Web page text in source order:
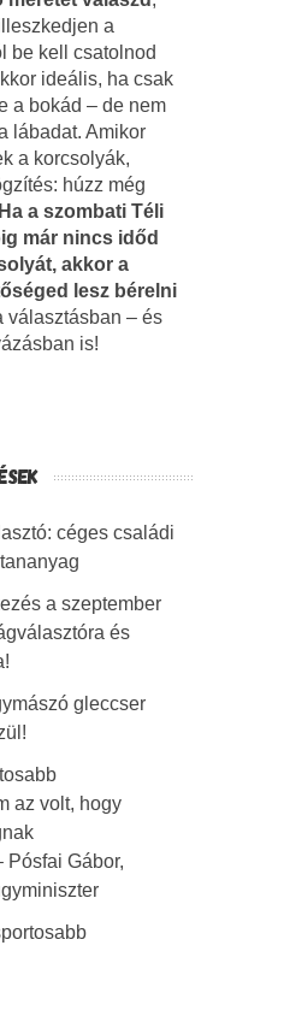
a
be kell csatolnod
ideális, ha csak
a bokád – de nem
lábadat. Amikor
a korcsolyák,
húzz még
Ha a szombati Téli
már nincs időd
akkor a
lesz bérelni
választásban – és
is!
céges családi
a szeptember
és
gleccser
az volt, hogy
Pósfai Gábor,